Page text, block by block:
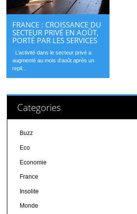
FRANCE : CROISSANCE DU
SECTEUR PRIVÉ EN AOÛT,
PORTÉ PAR LES SERVICES
L’activité dans le secteur privé a
augmenté au mois d’août après un
repli...
Categories
Buzz
Eco
Economie
France
Insolite
Monde